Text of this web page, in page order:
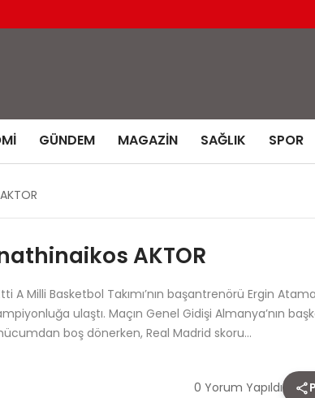
GÜNDEM MAGAZIN SAĞLIK SPOR
AKTOR
A Milli Basketbol Takımı’nın başantrenörü Ergin
ulaştı. Maçın Genel Gidişi Almanya’nın
boş dönerken, Real Madrid skoru…
0 Yorum Yapıldı